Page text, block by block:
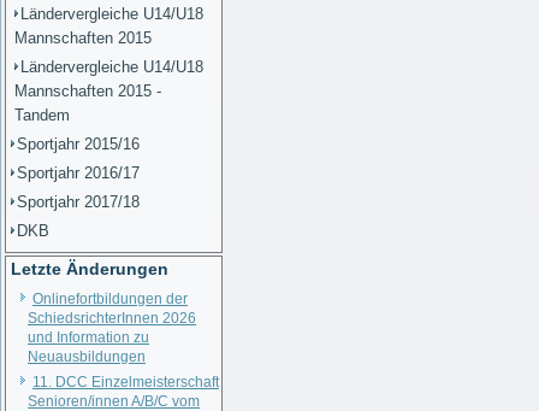
Ländervergleiche U14/U18
Mannschaften 2015
Ländervergleiche U14/U18
Mannschaften 2015 -
Tandem
Sportjahr 2015/16
Sportjahr 2016/17
Sportjahr 2017/18
DKB
Letzte Änderungen
Onlinefortbildungen der
SchiedsrichterInnen 2026
und Information zu
Neuausbildungen
11. DCC Einzelmeisterschaft
Senioren/innen A/B/C vom